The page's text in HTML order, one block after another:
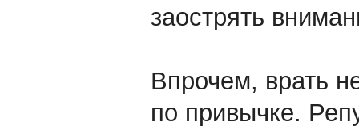
заострять
Впрочем, врать
по привычке.